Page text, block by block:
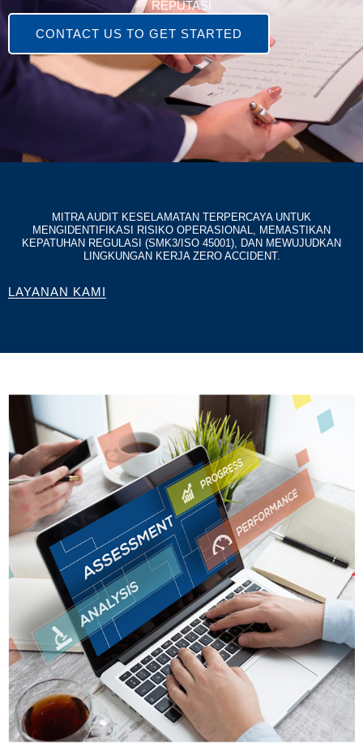
REPUTASI
CONTACT US TO GET STARTED
MITRA AUDIT KESELAMATAN TERPERCAYA UNTUK
MENGIDENTIFIKASI RISIKO OPERASIONAL, MEMASTIKAN
KEPATUHAN REGULASI (SMK3/ISO 45001), DAN MEWUJUDKAN
LINGKUNGAN KERJA ZERO ACCIDENT.
LAYANAN KAMI